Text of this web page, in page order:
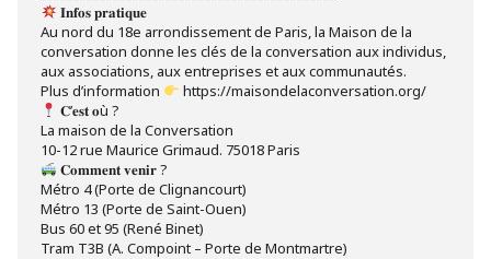
𝐈𝐧𝐟𝐨𝐬 𝐩𝐫𝐚𝐭𝐢𝐪𝐮𝐞
Au nord du 18e arrondissement de Paris, la Maison de la
conversation donne les clés de la conversation aux individus,
aux associations, aux entreprises et aux communautés.
Plus d’information
https://maisondelaconversation.org/
𝐂’𝐞𝐬𝐭 𝐨ù ?
La maison de la Conversation
10-12 rue Maurice Grimaud. 75018 Paris
𝐂𝐨𝐦𝐦𝐞𝐧𝐭 𝐯𝐞𝐧𝐢𝐫 ?
Métro 4 (Porte de Clignancourt)
Métro 13 (Porte de Saint-Ouen)
Bus 60 et 95 (René Binet)
Tram T3B (A. Compoint – Porte de Montmartre)